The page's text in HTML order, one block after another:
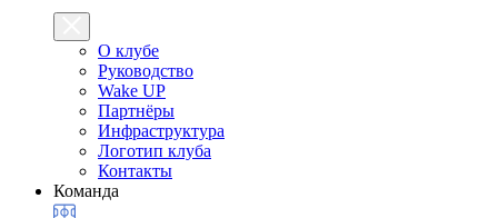
О клубе
Руководство
Wake UP
Партнёры
Инфраструктура
Логотип клуба
Контакты
Команда